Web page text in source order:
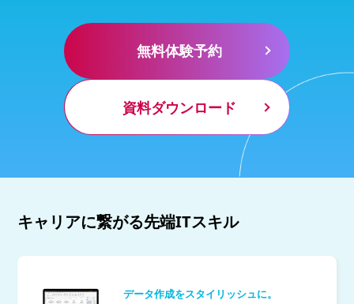
無料体験予約
資料ダウンロード
キャリアに繋がる先端ITスキル
データ作成をスタイリッシュに。